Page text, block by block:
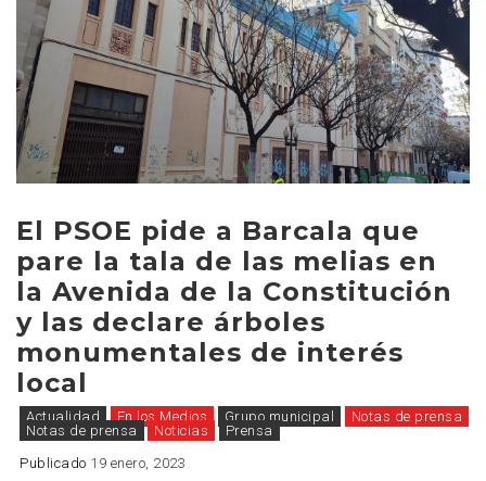
El PSOE pide a Barcala que
pare la tala de las melias en
la Avenida de la Constitución
y las declare árboles
monumentales de interés
local
Actualidad En los Medios Grupo municipal
Notas de prensa
Notas de prensa
Noticias
Prensa
Publicado 19 enero, 2023